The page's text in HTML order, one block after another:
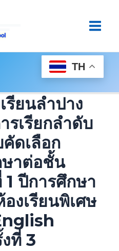
TH
รียนลำปาง
รเรียกลำดับ
ดเลือก
ษาต่อชั้น
ปีการศึกษา
งเรียนพิเศษ
ที่ 3